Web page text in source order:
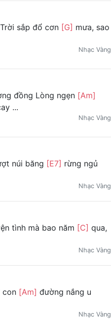
sắp đổ cơn [G] mưa, sao
Nhạc Vàng
đồng Lòng ngẹn [Am]
...
Nhạc Vàng
núi băng [E7] rừng ngủ
Nhạc Vàng
tình mà bao năm [C] qua,
Nhạc Vàng
con [Am] đường nắng u
Nhạc Vàng